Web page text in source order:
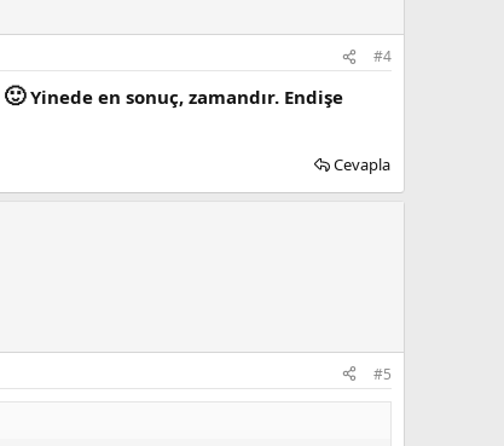
#4
🙂Yinede en sonuç, zamandır. Endişe
Cevapla
#5